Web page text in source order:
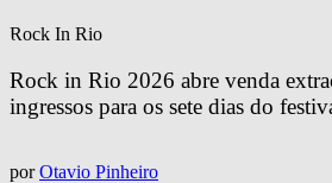
Rock In Rio
Rock in Rio 2026 abre venda
ingressos para os sete dias do
por Otavio Pinheiro